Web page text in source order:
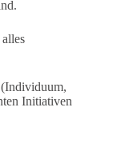
Initiativen